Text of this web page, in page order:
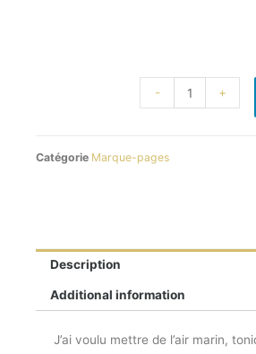
- +
Catégorie Marque-pages
Description
Additional information
J’ai voulu mettre de l’air marin,